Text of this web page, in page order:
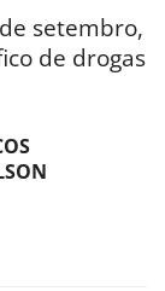
setembro,
de drogas